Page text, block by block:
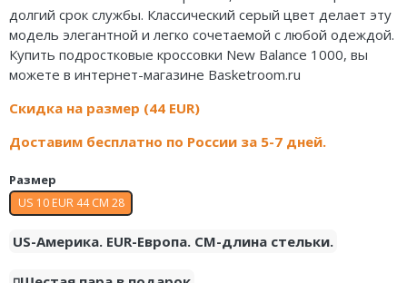
долгий срок службы. Классический серый цвет делает эту
модель элегантной и легко сочетаемой с любой одеждой.
Купить подростковые кроссовки New Balance 1000, вы
можете в интернет-магазине Basketroom.ru
Скидка на размер (44 EUR)
Доставим бесплатно по России за 5-7 дней.
Размер
US 10 EUR 44 CM 28
US-Америка. EUR-Европа. CM-длина стельки.
Air Jordan 5
Air Jordan 6
Air Jordan 10
Air Jordan 11
Air Jordan 12
Air Jordan 13
Nike Air Deldon
Nike Sabrina
Nike ST
Nike GT
Nike Ja
Nike Book